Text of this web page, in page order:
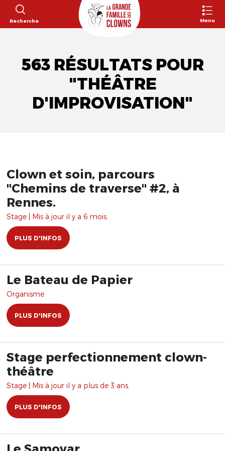
Recherche Menu
563 RÉSULTATS POUR
"THÉÂTRE
D'IMPROVISATION"
Clown et soin, parcours
"Chemins de traverse" #2, à
Rennes.
Stage | Mis à jour il y a 6 mois.
PLUS D'INFOS
Le Bateau de Papier
Organisme
PLUS D'INFOS
Stage perfectionnement clown-
théâtre
Stage | Mis à jour il y a plus de 3 ans.
PLUS D'INFOS